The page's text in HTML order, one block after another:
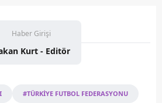
Haber Girişi
Kurt - Editör
#TÜRKİYE FUTBOL FEDERASYONU